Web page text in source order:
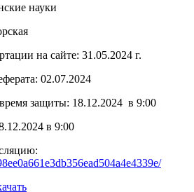
науки
на сайте: 31.05.2024 г.
02.07.2024
защиты: 18.12.2024 в 9:00
в 9:00